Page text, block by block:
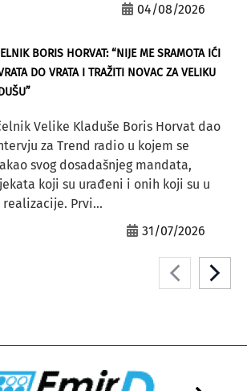
04/08/2026
BORIS HORVAT: “NIJE ME SRAMOTA IĆI
DO VRATA I TRAŽITI NOVAC ZA VELIKU
Velike Kladuše Boris Horvat dao
za Trend radio u kojem se
svog dosadašnjeg mandata,
koji su urađeni i onih koji su u
realizacije. Prvi...
31/07/2026